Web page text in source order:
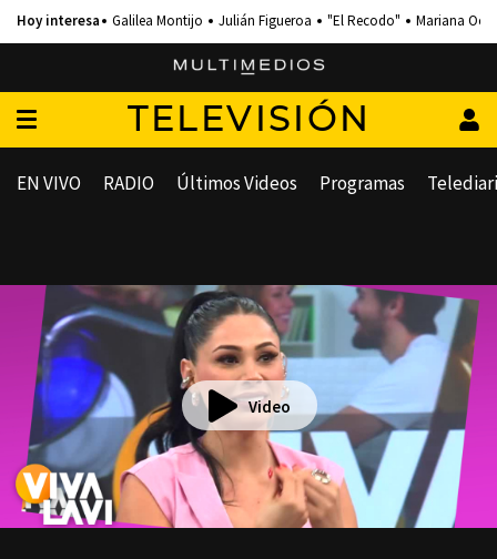
Galilea Montijo Julián Figueroa "El Recodo" Mariana
TELEVISIÓN
EN VIVO RADIO Últimos Videos Programas
Video